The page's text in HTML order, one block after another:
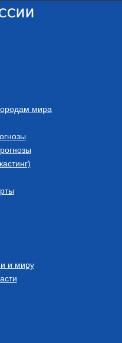
мира
и миру